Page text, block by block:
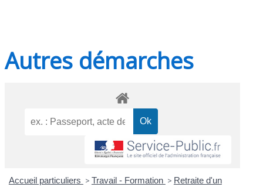
Autres démarches
Accueil particuliers > Travail - Formation > Retraite d'un